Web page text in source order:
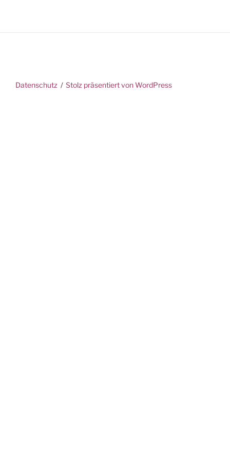
Datenschutz Stolz präsentiert von WordPress